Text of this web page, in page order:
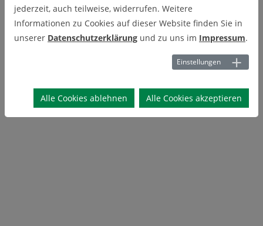
jederzeit, auch teilweise, widerrufen. Weitere
Informationen zu Cookies auf dieser Website finden Sie in
unserer Datenschutzerklärung und zu uns im Impressum.
Einstellungen
Alle Cookies ablehnen Alle Cookies akzeptieren